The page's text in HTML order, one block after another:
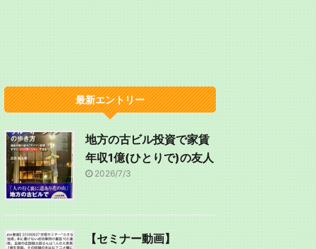
最新エントリー
地方の古ビル投資で家賃
年収1億(ひとりで)の友人
2026/7/3
【セミナー動画】